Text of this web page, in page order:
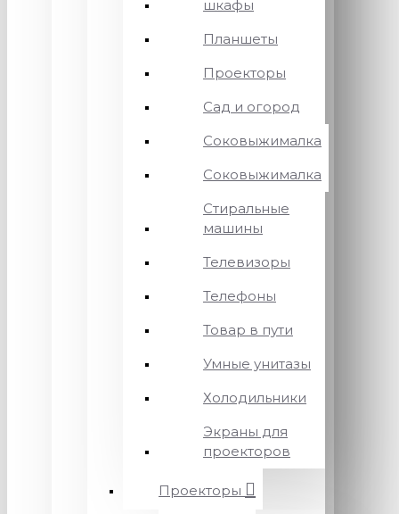
шкафы
Планшеты
Проекторы
Сад и огород
Соковыжималка
Соковыжималка
Стиральные
машины
Телевизоры
Телефоны
Товар в пути
Умные унитазы
Холодильники
Экраны для
проекторов
Проекторы